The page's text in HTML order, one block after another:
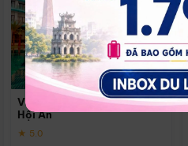
Vinpearl Resort & Golf Nam
Hội An
★ 5.0